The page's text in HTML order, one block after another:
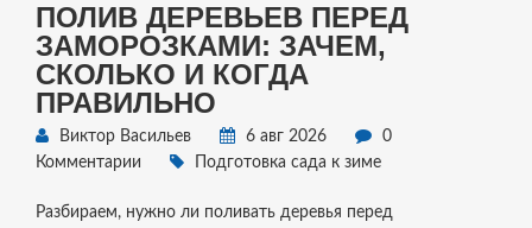
ПОЛИВ ДЕРЕВЬЕВ ПЕРЕД
ЗАМОРОЗКАМИ: ЗАЧЕМ,
СКОЛЬКО И КОГДА
ПРАВИЛЬНО
Виктор Васильев 6 авг 2026
0
Комментарии
Подготовка сада к зиме
Разбираем, нужно ли поливать деревья перед